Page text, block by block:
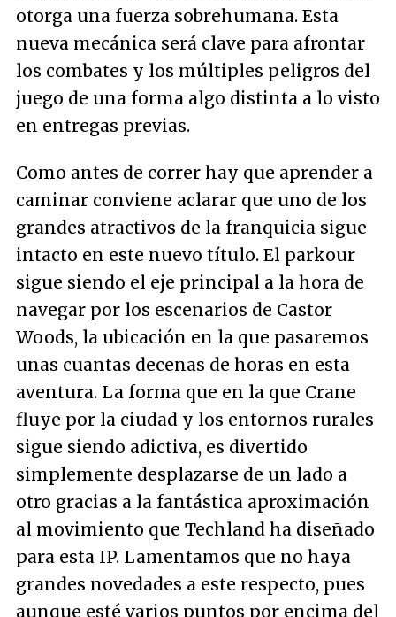
otorga una fuerza sobrehumana. Esta
nueva mecánica será clave para afrontar
los combates y los múltiples peligros del
juego de una forma algo distinta a lo visto
en entregas previas.
Como antes de correr hay que aprender a
caminar conviene aclarar que uno de los
grandes atractivos de la franquicia sigue
intacto en este nuevo título. El parkour
sigue siendo el eje principal a la hora de
navegar por los escenarios de Castor
Woods, la ubicación en la que pasaremos
unas cuantas decenas de horas en esta
aventura. La forma que en la que Crane
fluye por la ciudad y los entornos rurales
sigue siendo adictiva, es divertido
simplemente desplazarse de un lado a
otro gracias a la fantástica aproximación
al movimiento que Techland ha diseñado
para esta IP. Lamentamos que no haya
grandes novedades a este respecto, pues
aunque esté varios puntos por encima del